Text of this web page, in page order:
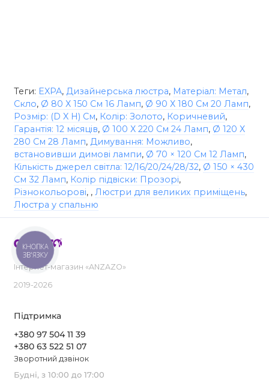
Теги: EXPA, Дизайнерська люстра, Матеріал: Метал,
Скло, Ø 80 Х 150 См 16 Ламп, Ø 90 Х 180 См 20 Ламп,
Розмір: (D X H) См, Колір: Золото, Коричневий,
Гарантія: 12 місяців, Ø 100 Х 220 См 24 Ламп, Ø 120 Х
280 См 28 Ламп, Димування: Можливо,
встановивши димові лампи, Ø 70 × 120 См 12 Ламп,
Кількість джерел світла: 12/16/20/24/28/32, Ø 150 × 430
См 32 Ламп, Колір підвіски: Прозорі,
Різнокольорові, , Люстри для великих приміщень,
Люстра у спальню
Інтернет-магазин «ANZAZO»
2019-2026
Підтримка
+380 97 504 11 39
+380 63 522 51 07
Зворотний дзвінок
Будні, з 10:00 до 17:00
КНОПКА
ЗВ'ЯЗКУ